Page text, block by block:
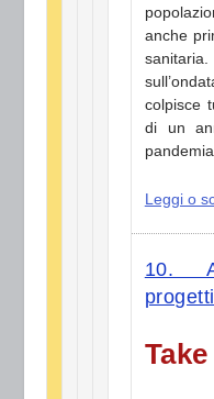
anche
colpisce
di un
pandemia
Leggi o
10.